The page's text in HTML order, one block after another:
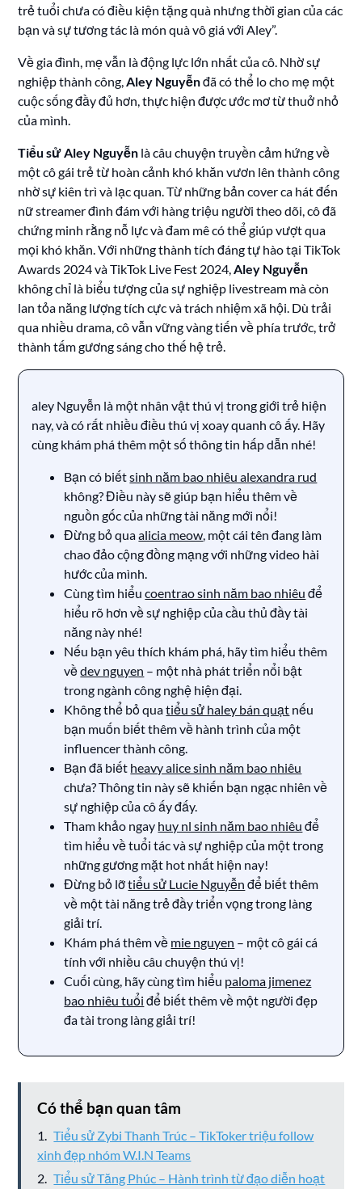
trẻ tuổi chưa có điều kiện tặng quà nhưng thời gian của các
bạn và sự tương tác là món quà vô giá với Aley”.
Về gia đình, mẹ vẫn là động lực lớn nhất của cô. Nhờ sự
nghiệp thành công,Aley Nguyễnđã có thể lo cho mẹ một
cuộc sống đầy đủ hơn, thực hiện được ước mơ từ thuở nhỏ
của mình.
Tiểu sử Aley Nguyễn là câu chuyện truyền cảm hứng về
một cô gái trẻ từ hoàn cảnh khó khăn vươn lên thành công
nhờ sự kiên trì và lạc quan. Từ những bản cover ca hát đến
nữ streamer đình đám với hàng triệu người theo dõi, cô đã
chứng minh rằng nỗ lực và đam mê có thể giúp vượt qua
mọi khó khăn. Với những thành tích đáng tự hào tại TikTok
Awards 2024 và TikTok Live Fest 2024,Aley Nguyễn
không chỉ là biểu tượng của sự nghiệp livestream mà còn
lan tỏa năng lượng tích cực và trách nhiệm xã hội. Dù trải
qua nhiều drama, cô vẫn vững vàng tiến về phía trước, trở
thành tấm gương sáng cho thế hệ trẻ.
aley Nguyễn là một nhân vật thú vị trong giới trẻ hiện
nay, và có rất nhiều điều thú vị xoay quanh cô ấy. Hãy
cùng khám phá thêm một số thông tin hấp dẫn nhé!
Bạn có biếtsinh năm bao nhiêu alexandra rud
không? Điều này sẽ giúp bạn hiểu thêm về
nguồn gốc của những tài năng mới nổi!
Đừng bỏ quaalicia meow, một cái tên đang làm
chao đảo cộng đồng mạng với những video hài
hước của mình.
Cùng tìm hiểucoentrao sinh năm bao nhiêu để
hiểu rõ hơn về sự nghiệp của cầu thủ đầy tài
năng này nhé!
Nếu bạn yêu thích khám phá, hãy tìm hiểu thêm
vềdev nguyen – một nhà phát triển nổi bật
trong ngành công nghệ hiện đại.
Không thể bỏ quatiểu sử haley bán quạt nếu
bạn muốn biết thêm về hành trình của một
influencer thành công.
Bạn đã biết heavy alice sinh năm bao nhiêu
chưa? Thông tin này sẽ khiến bạn ngạc nhiên về
sự nghiệp của cô ấy đấy.
Tham khảo ngay huy nl sinh năm bao nhiêu để
tìm hiểu về tuổi tác và sự nghiệp của một trong
những gương mặt hot nhất hiện nay!
Đừng bỏ lỡtiểu sử Lucie Nguyễn để biết thêm
về một tài năng trẻ đầy triển vọng trong làng
giải trí.
Khám phá thêm về mie nguyen – một cô gái cá
tính với nhiều câu chuyện thú vị!
Cuối cùng, hãy cùng tìm hiểu paloma jimenez
bao nhiêu tuổi để biết thêm về một người đẹp
đa tài trong làng giải trí!
Có thể bạn quan tâm
Tiểu sử Zybi Thanh Trúc – TikToker triệu follow
xinh đẹp nhóm W.I.N Teams
Tiểu sử Tăng Phúc – Hành trình từ đạo diễn hoạt